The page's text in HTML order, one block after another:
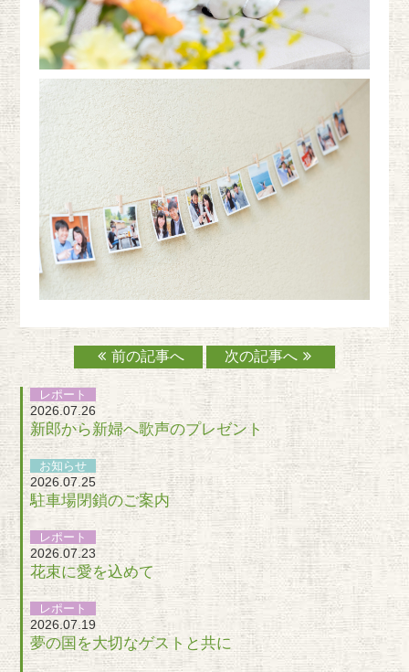
前の記事へ 次の記事へ
レポート
2026.07.26
新郎から新婦へ歌声のプレゼント
お知らせ
2026.07.25
駐車場閉鎖のご案内
レポート
2026.07.23
花束に愛を込めて
レポート
2026.07.19
夢の国を大切なゲストと共に